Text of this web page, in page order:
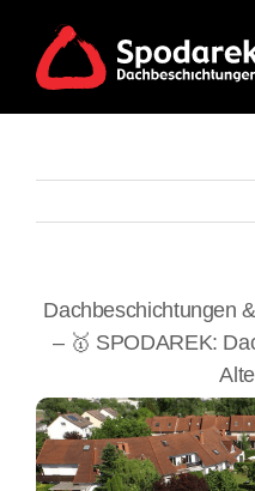
content
Dachbeschichtungen
– 🥇 SPODAREK: